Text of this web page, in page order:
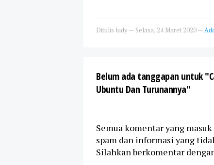
Ditulis ludy— Selasa, 24 Maret 2020—
Belum ada tanggapan untuk
Ubuntu Dan Turunannya"
Semua komentar yang
spam dan informasi yang
Silahkan berkomentar